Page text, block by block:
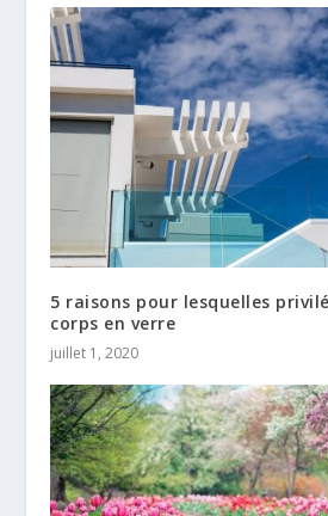
5 raisons pour lesquelles
corps en verre
juillet 1, 2020